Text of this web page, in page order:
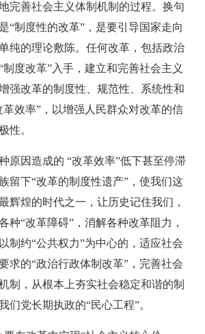
完善社会主义体制机制的过程。换句
“制度性的改革”，是要引导国家走向
纯的理论敷陈。任何改革，包括政治
度改革”入手，建立和完善社会主义
强改革的制度性、规范性、系统性和
效率”，以增强人民群众对改革的信
性。
因造成的 “改革效率”低下甚至停滞
留下“改革的制度性遗产”，使我们这
辉煌的时代之一，让历史记住我们，
种“改革障碍”，消解各种改革阻力，
制约“公共权力”为中心的，适应社会
求的“政治行政体制改革”，完善社会
制，从根本上夯实社会稳定和谐的制
们党长期执政的“民心工程”。